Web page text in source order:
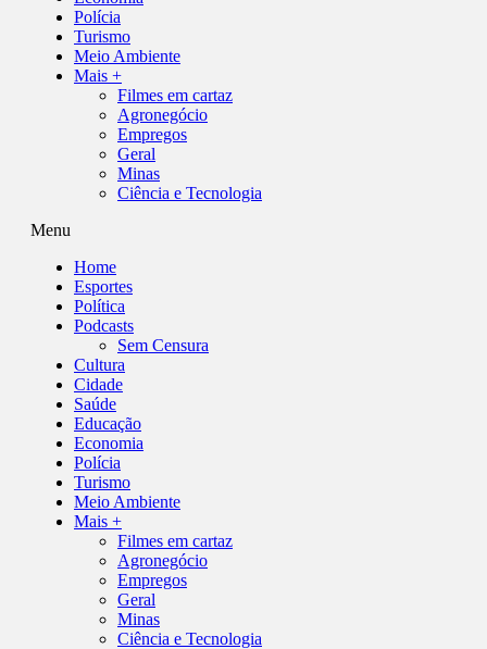
Polícia
Turismo
Meio Ambiente
Mais +
Filmes em cartaz
Agronegócio
Empregos
Geral
Minas
Ciência e Tecnologia
Menu
Home
Esportes
Política
Podcasts
Sem Censura
Cultura
Cidade
Saúde
Educação
Economia
Polícia
Turismo
Meio Ambiente
Mais +
Filmes em cartaz
Agronegócio
Empregos
Geral
Minas
Ciência e Tecnologia